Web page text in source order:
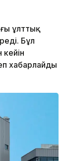
ұлттық
Бұл
хабарлайды